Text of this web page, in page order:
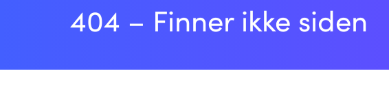
404 – Finner ikke siden